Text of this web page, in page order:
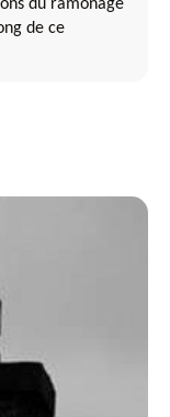
du ramonage
de ce